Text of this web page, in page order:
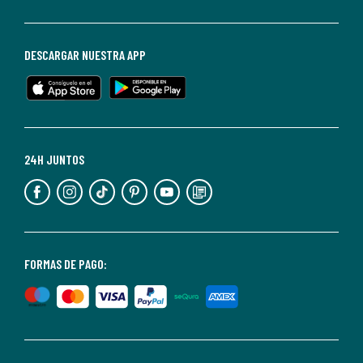
de
en
cualquier
Para
información,
puedes
nuestra
de
privacidad</2>.
FORMAS DE PAGO:
24H JUNTOS
DESCARGAR NUESTRA APP